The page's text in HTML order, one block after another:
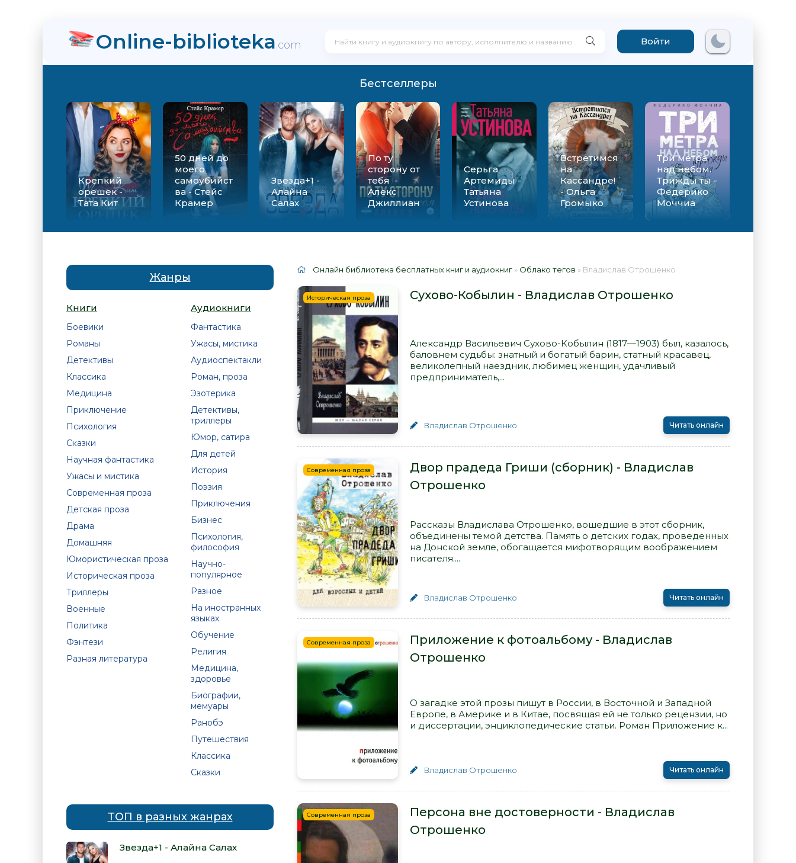
Online-biblioteka.com Войти
Бестселлеры
Крепкий
орешек -
Тата Кит
50 дней до
моего
самоубийст
ва - Стейс
Крамер
Звезда+1 -
Алайна
Салах
По ту
сторону от
тебя -
Алекс
Джиллиан
Серьга
Артемиды -
Татьяна
Устинова
Встретимся
на
Кассандре!
- Ольга
Громыко
Три метра
над небом.
Трижды ты -
Федерико
Моччиа
Жанры
Книги
Боевики
Романы
Детективы
Классика
Медицина
Приключение
Психология
Сказки
Научная фантастика
Ужасы и мистика
Современная проза
Детская проза
Драма
Домашняя
Юмористическая проза
Историческая проза
Триллеры
Военные
Политика
Фэнтези
Разная литература
Аудиокниги
Фантастика
Ужасы, мистика
Аудиоспектакли
Роман, проза
Эзотерика
Детективы,
триллеры
Юмор, сатира
Для детей
История
Поэзия
Приключения
Бизнес
Психология,
философия
Научно-
популярное
Разное
На иностранных
языках
Обучение
Религия
Медицина,
здоровье
Биографии,
мемуары
Ранобэ
Путешествия
Классика
Сказки
ТОП в разных жанрах
Звезда+1 - Алайна Салах
Онлайн библиотека бесплатных книг и аудиокниг » Облако тегов » Владислав Отрошенко
Историческая проза Сухово-Кобылин - Владислав Отрошенко
Александр Васильевич Сухово-Кобылин (1817—1903) был, казалось,
баловнем судьбы: знатный и богатый барин, статный красавец,
великолепный наездник, любимец женщин, удачливый
предприниматель,...
Владислав Отрошенко Читать онлайн
Современная проза
Двор прадеда Гриши (сборник) - Владислав
Отрошенко
Рассказы Владислава Отрошенко, вошедшие в этот сборник,
объединены темой детства. Память о детских годах, проведенных
на Донской земле, обогащается мифотворящим воображением
писателя....
Владислав Отрошенко Читать онлайн
Современная проза
Приложение к фотоальбому - Владислав
Отрошенко
О загадке этой прозы пишут в России, в Восточной и Западной
Европе, в Америке и в Китае, посвящая ей не только рецензии, но
и диссертации, энциклопедические статьи. Роман Приложение к...
Владислав Отрошенко Читать онлайн
Современная проза
Персона вне достоверности - Владислав
Отрошенко